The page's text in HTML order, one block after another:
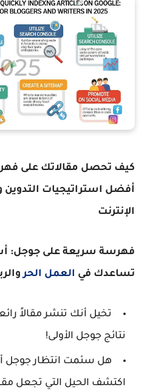
كيف تحصل مقالاتك على
أفضل استراتيجيات التدوين
الإنترنت
فهرسة سريعة على جوجل:
تساعدك في العمل الحر
تخيل أنك تنشر مقالاً
نتائج جوجل الأولى!
هل سئمت انتظار جوجل
اكتشف الحيل التي تجعل